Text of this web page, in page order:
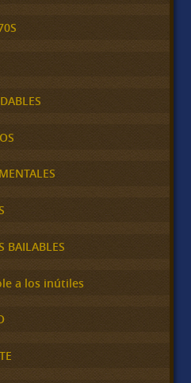
BAILABLES
a los inútiles